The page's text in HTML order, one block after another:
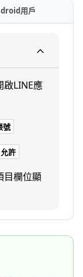
用戶
啟LINE應
號
允許
目欄位顯